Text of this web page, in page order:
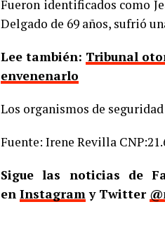
Fueron identificados como
Delgado de 69 años, sufrió
Lee también: Tribunal
envenenarlo
Los organismos de
Fuente: Irene Revilla
Sigue las noticias de
en Instagramy Twitter